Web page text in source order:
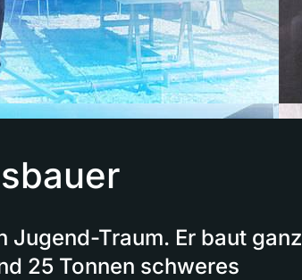
Jugend-Traum. Er baut ganz
25 Tonnen schweres